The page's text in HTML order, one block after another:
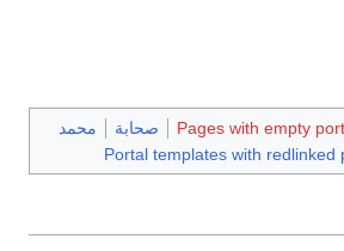
Pages with empty صحابة
محمد
Portal templates with redlinked